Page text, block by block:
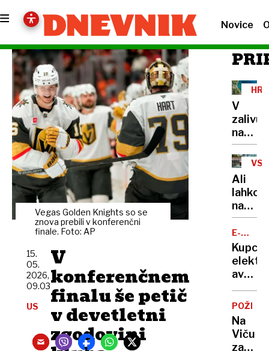
Novice
Vegas Golden Knights so se
znova prebili v konferenčni
finale. Foto: AP
V
konferenčnem
finalu še petič
v devetletni
zgodovini
15.
05.
2026,
09.03
US
V
zalivu
na
našli
truplo
24-
Ali
lahko
na
bloka
na
žaru?
vas
zna
E-
Kupci
avtov
v
na
trnih,
Na
Viču
zanetil